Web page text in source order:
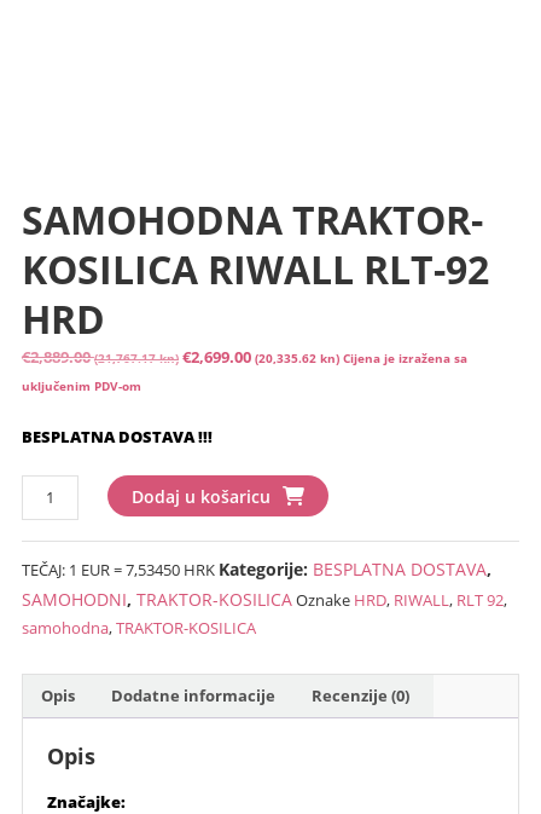
SAMOHODNA TRAKTOR-
KOSILICA RIWALL RLT-92
HRD
€2,889.00 (21,767.17 kn) Izvorna
je:
(21,767.17
kn).
€2,699.00 (20,335.62 kn)Trenutna
Cijena je izražena sa
uključenim PDV-om
BESPLATNA DOSTAVA !!!
SAMOHODNA
TRAKTOR-
KOSILICA
RIWALL
RLT-
92
Dodaj u košaricu
TEČAJ: 1 EUR = 7,53450 HRK Kategorije: BESPLATNA DOSTAVA,
SAMOHODNI, TRAKTOR-KOSILICAOznake HRD, RIWALL, RLT 92,
samohodna,TRAKTOR-KOSILICA
Opis Dodatne informacije Recenzije (0)
Opis
Značajke: